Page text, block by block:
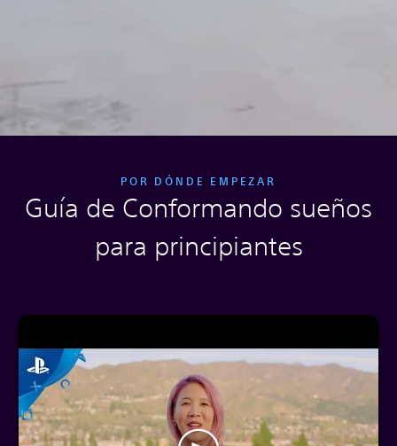
POR DÓNDE EMPEZAR
Guía de Conformando sueños
para principiantes